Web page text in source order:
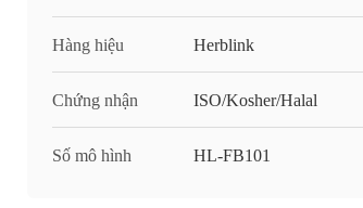
Hàng hiệu Herblink
Chứng nhận ISO/Kosher/Halal
Số mô hình HL-FB101